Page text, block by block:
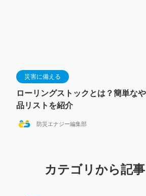
災害に備える
ローリングストックとは？簡単な
品リストを紹介
防災エナジー編集部
カテゴリから記